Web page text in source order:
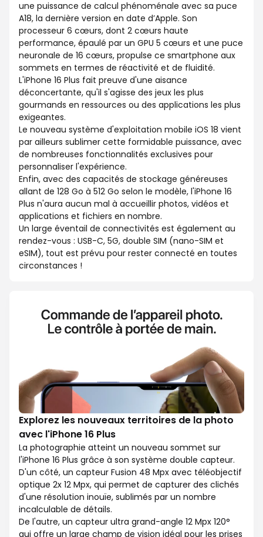
une puissance de calcul phénoménale avec sa puce
A18, la dernière version en date d’Apple. Son
processeur 6 cœurs, dont 2 cœurs haute
performance, épaulé par un GPU 5 cœurs et une puce
neuronale de 16 cœurs, propulse ce smartphone aux
sommets en termes de réactivité et de fluidité.
L'iPhone 16 Plus fait preuve d'une aisance
déconcertante, qu'il s'agisse des jeux les plus
gourmands en ressources ou des applications les plus
exigeantes.
Le nouveau système d'exploitation mobile iOS 18 vient
par ailleurs sublimer cette formidable puissance, avec
de nombreuses fonctionnalités exclusives pour
personnaliser l'expérience.
Enfin, avec des capacités de stockage généreuses
allant de 128 Go à 512 Go selon le modèle, l'iPhone 16
Plus n'aura aucun mal à accueillir photos, vidéos et
applications et fichiers en nombre.
Un large éventail de connectivités est également au
rendez-vous : USB-C, 5G, double SIM (nano-SIM et
eSIM), tout est prévu pour rester connecté en toutes
circonstances !
Explorez les nouveaux territoires de la photo
avec l'iPhone 16 Plus
La photographie atteint un nouveau sommet sur
l'iPhone 16 Plus grâce à son système double capteur.
D'un côté, un capteur Fusion 48 Mpx avec téléobjectif
optique 2x 12 Mpx, qui permet de capturer des clichés
d'une résolution inouïe, sublimés par un nombre
incalculable de détails.
De l'autre, un capteur ultra grand-angle 12 Mpx 120°
qui offre un large champ de vision idéal pour les prises